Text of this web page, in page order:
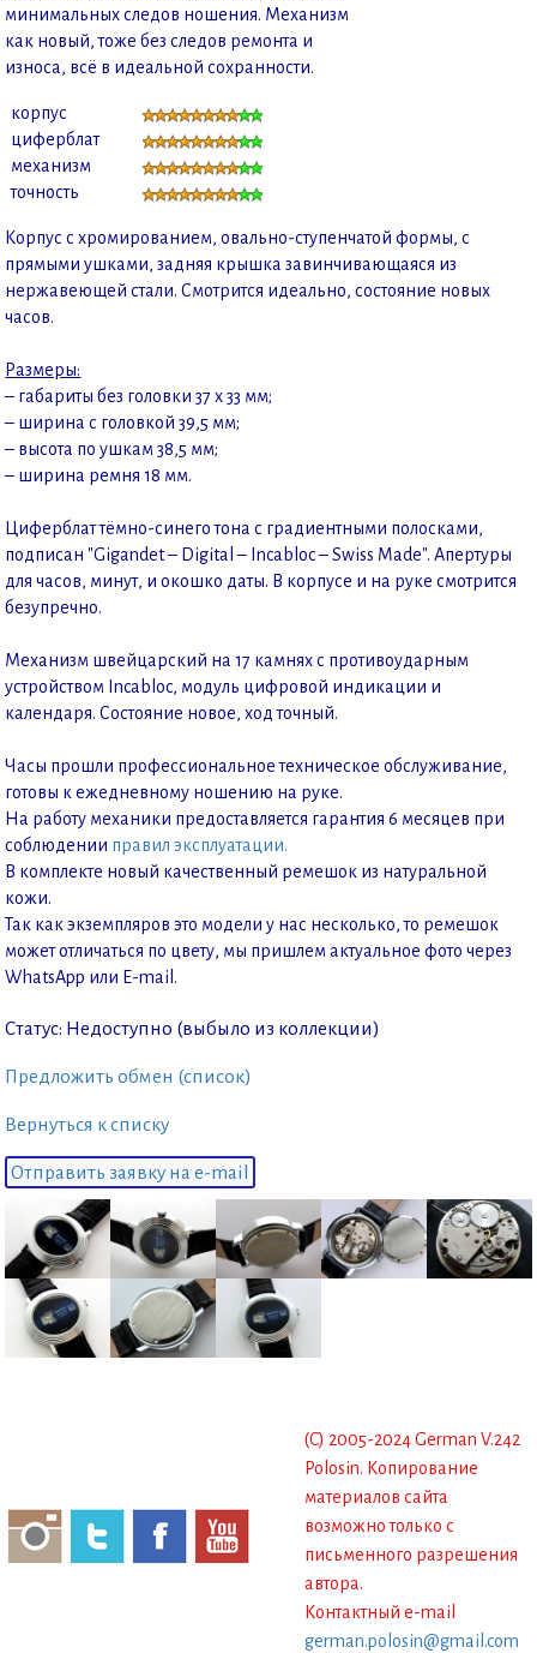
минимальных следов ношения. Механизм
как новый, тоже без следов ремонта и
износа, всё в идеальной сохранности.
корпус
циферблат
механизм
точность
Корпус с хромированием, овально-ступенчатой формы, с
прямыми ушками, задняя крышка завинчивающаяся из
нержавеющей стали. Смотрится идеально, состояние новых
часов.
Размеры:
– габариты без головки 37 х 33 мм;
– ширина с головкой 39,5 мм;
– высота по ушкам 38,5 мм;
– ширина ремня 18 мм.
Циферблат тёмно-синего тона с градиентными полосками,
подписан "Gigandet – Digital – Incabloc – Swiss Made". Апертуры
для часов, минут, и окошко даты. В корпусе и на руке смотрится
безупречно.
Механизм швейцарский на 17 камнях с противоударным
устройством Incabloc, модуль цифровой индикации и
календаря. Состояние новое, ход точный.
Часы прошли профессиональное техническое обслуживание,
готовы к ежедневному ношению на руке.
На работу механики предоставляется гарантия 6 месяцев при
соблюдении правил эксплуатации.
В комплекте новый качественный ремешок из натуральной
кожи.
Так как экземпляров это модели у нас несколько, то ремешок
может отличаться по цвету, мы пришлем актуальное фото через
WhatsApp или E-mail.
Статус: Недоступно (выбыло из коллекции)
Предложить обмен (список)
Вернуться к списку
Отправить заявку на e-mail
(C) 2005-2024 German V.242
Polosin. Копирование
материалов сайта
возможно только с
письменного разрешения
автора.
Контактный e-mail
german.polosin@gmail.com